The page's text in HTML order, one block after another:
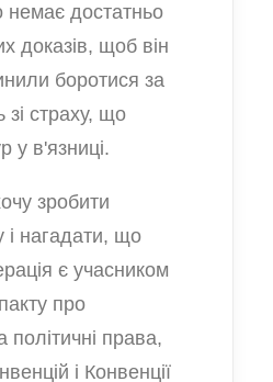
немає достатньо
доказів, щоб він
боротися за
зі страху, що
у в'язниці.
зробити
і нагадати, що
є учасником
про
політичні права,
і Конвенції